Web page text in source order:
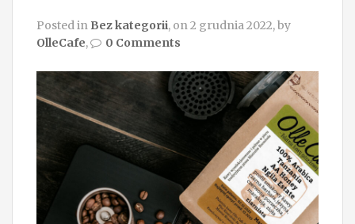
Posted in Bez kategorii, on 2 grudnia 2022, by
OlleCafe, 0 Comments